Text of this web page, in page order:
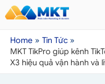
Home
Tin Tức
MKT TikPro giúp kênh
X3 hiệu quả vận hành và